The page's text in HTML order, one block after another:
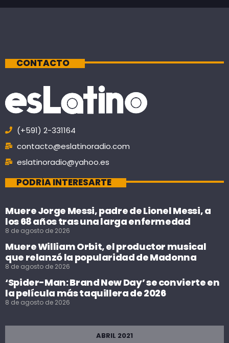
CONTACTO
(+591) 2-331164
contacto@eslatinoradio.com
eslatinoradio@yahoo.es
PODRÍA INTERESARTE
Muere Jorge Messi, padre de Lionel Messi, a
los 68 años tras una larga enfermedad
8 de agosto de 2026
Muere William Orbit, el productor musical
que relanzó la popularidad de Madonna
8 de agosto de 2026
‘Spider-Man: Brand New Day’ se convierte en
la película más taquillera de 2026
8 de agosto de 2026
ABRIL 2021